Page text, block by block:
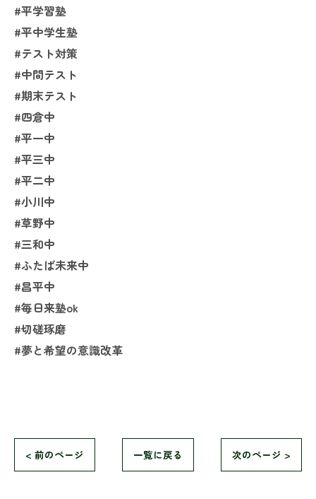
#平学習塾
#平中学生塾
#テスト対策
#中間テスト
#期末テスト
#四倉中
#平一中
#平三中
#平二中
#小川中
#草野中
#三和中
#ふたば未来中
#昌平中
#毎日来塾ok
#切磋琢磨
#夢と希望の意識改革
< 前のページ 一覧に戻る 次のページ >